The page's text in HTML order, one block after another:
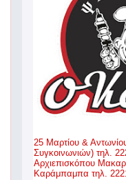
25 Μαρτίου &
Συγκοινωνιών) τηλ.
Αρχιεπισκόπου
Καράμπαμπα τηλ.